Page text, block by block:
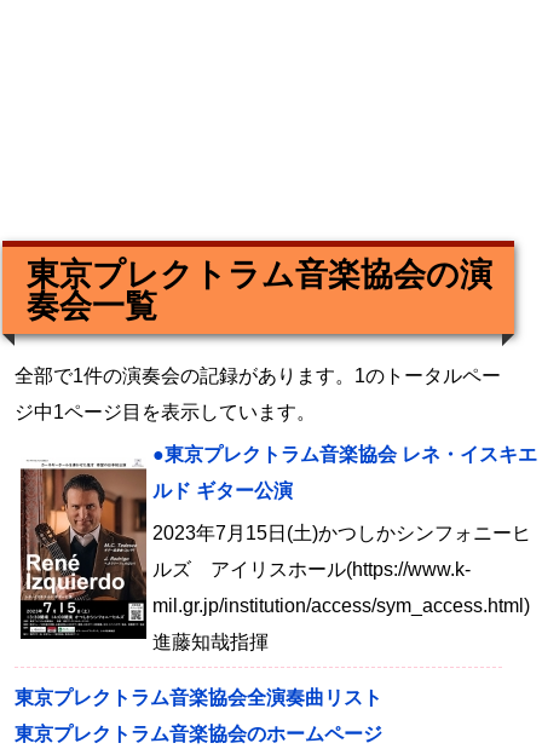
東京プレクトラム音楽協会の演
奏会一覧
全部で1件の演奏会の記録があります。1のトータルペー
ジ中1ページ目を表示しています。
●東京プレクトラム音楽協会 レネ・イスキエ
ルド ギター公演
2023年7月15日(土)かつしかシンフォニーヒ
ルズ アイリスホール(https://www.k-
mil.gr.jp/institution/access/
進藤知哉指揮
東京プレクトラム音楽協会全演奏曲リスト
東京プレクトラム音楽協会のホームページ